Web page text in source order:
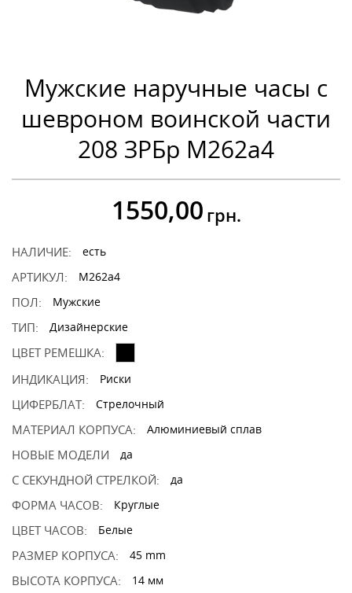
Мужские наручные часы с
шевроном воинской части
208 ЗРБр M262a4
1550,00 грн.
НАЛИЧИЕ: есть
АРТИКУЛ: M262a4
ПОЛ: Мужские
ТИП: Дизайнерские
ЦВЕТ РЕМЕШКА:
ИНДИКАЦИЯ:
Риски
ЦИФЕРБЛАТ: Стрелочный
МАТЕРИАЛ КОРПУСА: Алюминиевый сплав
НОВЫЕ МОДЕЛИ да
С СЕКУНДНОЙ СТРЕЛКОЙ: да
ФОРМА ЧАСОВ: Круглые
ЦВЕТ ЧАСОВ: Белые
РАЗМЕР КОРПУСА: 45 mm
ВЫСОТА КОРПУСА: 14 мм